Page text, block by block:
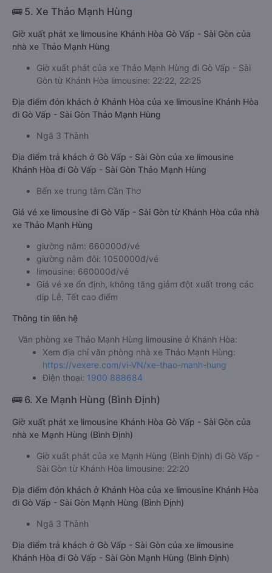
🚌 5. Xe Thảo Mạnh Hùng
Giờ xuất phát xe limousine Khánh Hòa Gò Vấp - Sài Gòn của
nhà xe Thảo Mạnh Hùng
Giờ xuất phát của xe Thảo Mạnh Hùng đi Gò Vấp - Sài
Gòn từ Khánh Hòa limousine: 22:22, 22:25
Địa điểm đón khách ở Khánh Hòa của xe limousine Khánh Hòa
đi Gò Vấp - Sài Gòn Thảo Mạnh Hùng
Ngã 3 Thành
Địa điểm trả khách ở Gò Vấp - Sài Gòn của xe limousine
Khánh Hòa đi Gò Vấp - Sài Gòn Thảo Mạnh Hùng
Bến xe trung tâm Cần Thơ
Giá vé xe limousine đi Gò Vấp - Sài Gòn từ Khánh Hòa của nhà
xe Thảo Mạnh Hùng
giường nằm: 660000đ/vé
giường nằm đôi: 1050000đ/vé
limousine: 660000đ/vé
Giá vé xe ổn định, không tăng giảm đột xuất trong các
dịp Lễ, Tết cao điểm
Thông tin liên hệ
Văn phòng xe Thảo Mạnh Hùng limousine ở Khánh Hòa:
Xem địa chỉ văn phòng nhà xe Thảo Mạnh Hùng:
https://vexere.com/vi-VN/xe-thao-manh-hung
Điện thoại: 1900 888684
🚌 6. Xe Mạnh Hùng (Bình Định)
Giờ xuất phát xe limousine Khánh Hòa Gò Vấp - Sài Gòn của
nhà xe Mạnh Hùng (Bình Định)
Giờ xuất phát của xe Mạnh Hùng (Bình Định) đi Gò Vấp -
Sài Gòn từ Khánh Hòa limousine: 22:20
Địa điểm đón khách ở Khánh Hòa của xe limousine Khánh Hòa
đi Gò Vấp - Sài Gòn Mạnh Hùng (Bình Định)
Ngã 3 Thành
Địa điểm trả khách ở Gò Vấp - Sài Gòn của xe limousine
Khánh Hòa đi Gò Vấp - Sài Gòn Mạnh Hùng (Bình Định)